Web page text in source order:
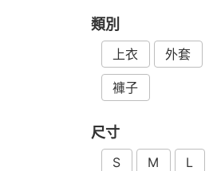
類別
上衣 外套
褲子
尺寸
S M L